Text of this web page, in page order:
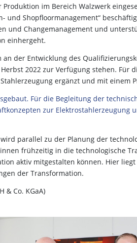
im Bereich Walzwerk
und Shopfloormanagement“
und Changemanagement und
einhergeht.
an der Entwicklung des
2022 zur Verfügung stehen. Für
ergänzt und mit einem
Für die Begleitung der
zur Elektrostahlerzeugung
parallel zu der Planung der
frühzeitig in die technologische
aktiv mitgestalten können. Hier liegt
der Transformation.
& Co. KGaA)